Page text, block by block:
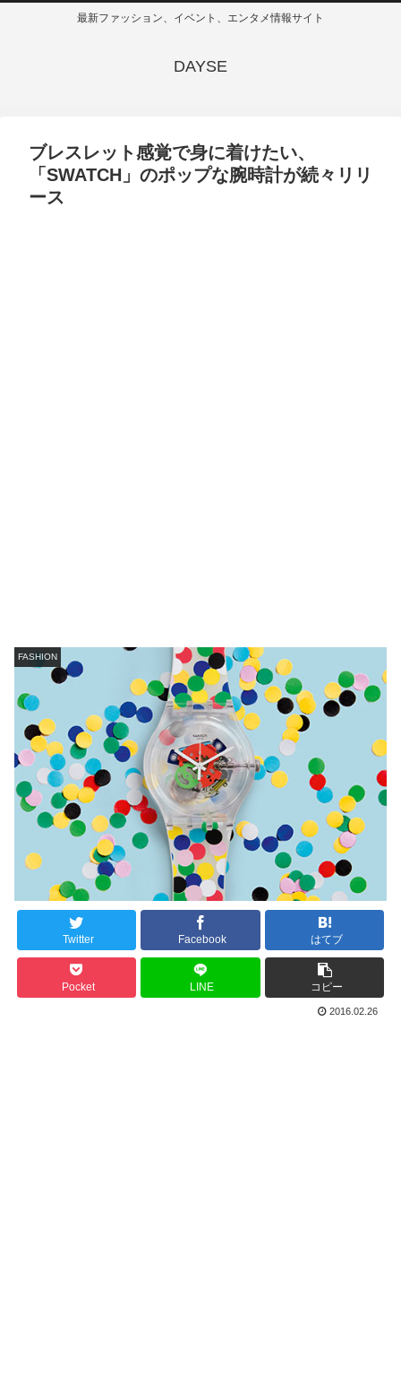
最新ファッション、イベント、エンタメ情報サイト
DAYSE
ブレスレット感覚で身に着けたい、
「SWATCH」のポップな腕時計が続々リリ
ース
FASHION
Twitter Facebook はてブ
Pocket LINE コピー
2016.02.26